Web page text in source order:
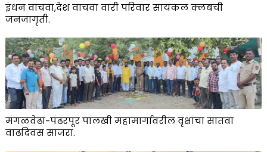
इंधन वाचवा,देश वाचवा वारी परिवार सायकल क्लबची
जनजागृती.
मंगळवेढा-पंढरपूर पालखी महामार्गावरील वृक्षांचा सातवा
वाढदिवस साजरा.